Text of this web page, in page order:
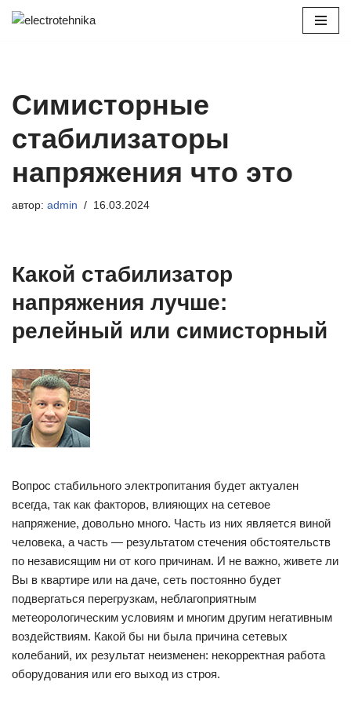
Симисторные
стабилизаторы
напряжения что это
автор: admin 16.03.2024
Какой стабилизатор
напряжения лучше:
релейный или симисторный
Вопрос стабильного электропитания будет актуален
всегда, так как факторов, влияющих на сетевое
напряжение, довольно много. Часть из них является виной
человека, а часть — результатом стечения обстоятельств
по независящим ни от кого причинам. И не важно, живете ли
Вы в квартире или на даче, сеть постоянно будет
подвергаться перегрузкам, неблагоприятным
метеорологическим условиям и многим другим негативным
воздействиям. Какой бы ни была причина сетевых
колебаний, их результат неизменен: некорректная работа
оборудования или его выход из строя.